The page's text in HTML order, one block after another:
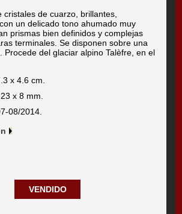
cristales de cuarzo, brillantes,
un delicado tono ahumado muy
prismas bien definidos y complejas
terminales. Se disponen sobre una
Procede del glaciar alpino Talèfre, en el
x 4.6 cm.
x 8 mm.
08/2014.
VENDIDO